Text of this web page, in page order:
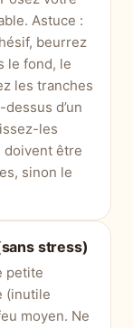
Astuce :
beurrez
le fond, le
les tranches
d’un
les
doivent être
sinon le
stress)
petite
(inutile
moyen. Ne